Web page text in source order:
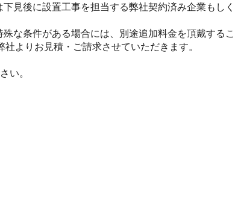
見後に設置工事を担当する弊社契約済み企業もし
な条件がある場合には、別途追加料金を頂戴するこ
よりお見積・ご請求させていただきます。
い。